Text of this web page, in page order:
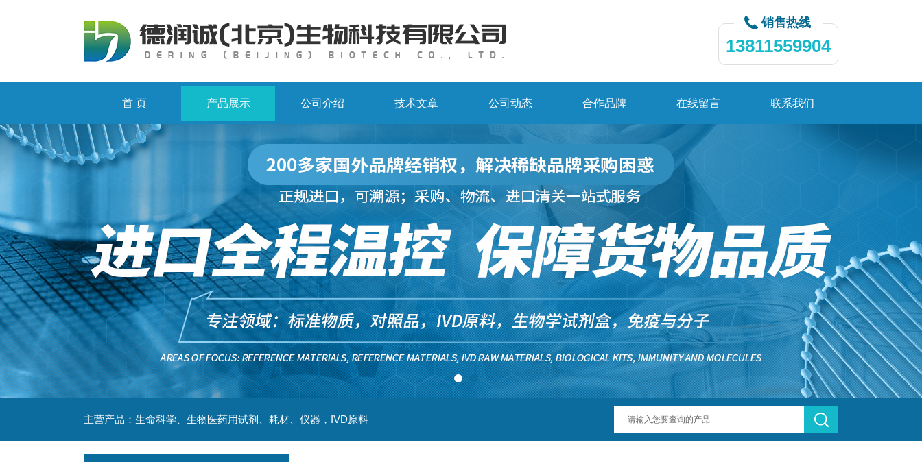
销售热线
13811559904
首 页 产品展示 公司介绍 技术文章 公司动态 合作品牌 在线留言 联系我们
主营产品：生命科学、生物医药用试剂、耗材、仪器，IVD原料